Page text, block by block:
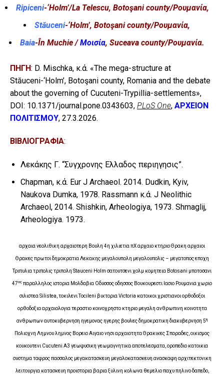
Ripiceni-‘Holm’/La Telescu, Botoşani county/Ρουμανία,
Stăuceni-‘Holm’, Botoşani county/Ρουμανία,
Baia-În Muchie /Μοισία, Suceava county/Ρουμανία.
ΠΗΓΗ: D. Mischka, κ.ά. «The mega-structure at
Stăuceni-‘Holm’, Botoşani county, Romania and the debate
about the governing of Cucuteni-Trypillia-settlements»,
DOI: 10.1371/journal.pone.0343603, PLoS One, ΑΡΧΕΙΟΝ
ΠΟΛΙΤΙΣΜΟΥ, 27.3.2026.
ΒΙΒΛΙΟΓΡΑΦΙΑ:
Λεκάκης Γ. “Συγχρονης Ελλαδος περιηγησις”.
Chapman, κ.ά. Eur J Archaeol. 2014. Dudkin, Kyiv,
Naukova Dumka, 1978. Rassmann κ.ά. J Neolithic
Archaeol, 2014. Shishkin, Arheologiya, 1973. Shmaglij,
Arheologiya. 1973.
αρχαια νεολιθικη αρχαιοτερη Βουλη 4η χιλιετια πΧ αρχαιο κτηριο Θρακη αρχαιοι
Θρακες πρωτοι δημοκρατια Λεκακης μεγαλουπολη μεγαλουπολις – μεγατοπος εποχη
Τριπυλια τριπολις τριπολη Stauceni Holm σατουτσενι χολμ κομητεια Botosani μποτοσανι
47ος παραλληλος ιστορια Μολδαβια Οδυσσος οδησσος Βουκουρεστι Ιασιο Ρουμανια χωριο
σιλιστεα Silistea, τοκιλενι Tocileni βικτορια Victoria κατοικοι χριστιανοι ορθοδοξοι
ορθοδοξια αρχαιολογια τεραστιο κοινοχρηστο κτηριο μεγαλη ανθρωπινη κοινοτητα
ανθρωπων αυτοκυβερνηση ηγεμονας ηγερης βουλες δημοκρατικη διακυβερνηση 5η
Πολιοχνη Λημνου λημνος Βορειο Αιγαιο νησι αρχαιοτητα Θρακικες Σποραδες, οικισμος
κουκουτενι Cucuteni A3 γεωφυσικη γεωμαγνητικα αποτελεσματα, οροπεδιο κατοικια
συστημα ταφρος πασσαλος μεγακατασκευη μεγαλοκατασκευη ανασκαφη αρχιτεκτονικη
λειτουργια κατασκευη προιστορια βαρια ξυλινη κολωνα θεμελιο παχυ πηλινο δαπεδο,